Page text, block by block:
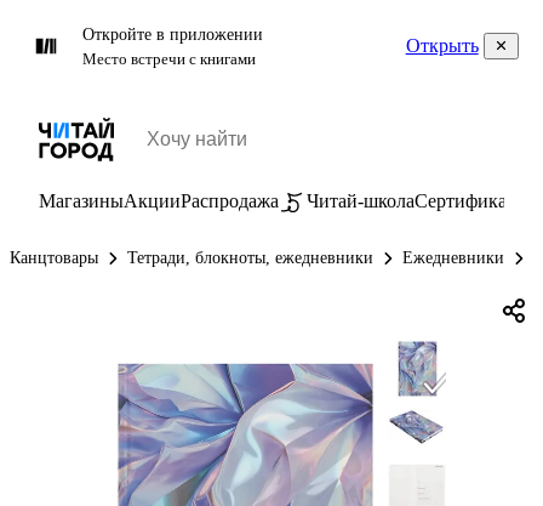
Откройте в приложении
Место встречи с книгами
Открыть
МагазиныАкцииРаспродажа Читай-школаСертификаты
Канцтовары Тетради, блокноты, ежедневники Ежедневники